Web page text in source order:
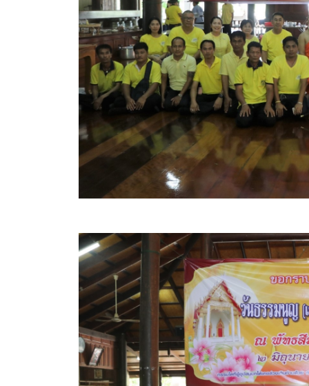
รายงานผู้ใช้บริการกล้อง CCTV
ข้อมูลการเลือกตั้ง
นโยบายคุ้มครองข้อมูลส่วนบุคคล
ผลงาน
มาตรฐานกำหนดตำแหน่ง
VDO Present
ประกาศแผนการจัดซื้อจัดจ้าง
ประกาศแผนการจัดหาพัสดุ
รายงานผลการจัดซื้อจัดจ้างประจำปีงบประมาณ
สรุปผลการดำเนินงานจัดซื้อจัดจ้างในรอบเดือน (สข